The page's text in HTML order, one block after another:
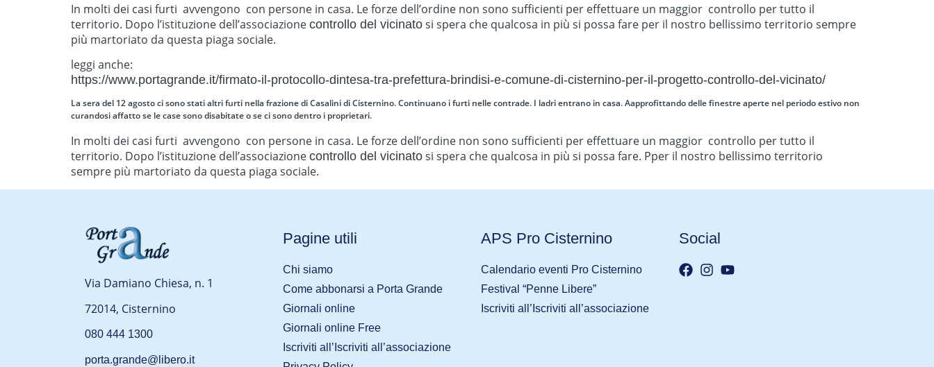
In molti dei casi furti avvengono con persone in casa. Le forze dell’ordine non sono sufficienti per effettuare un maggior controllo per tutto il
territorio. Dopo l’istituzione dell’associazione controllo del vicinatosi spera che qualcosa in più si possa fare per il nostro bellissimo territorio sempre
più martoriato da questa piaga sociale.
leggi anche:
https://www.portagrande.it/firmato-il-protocollo-dintesa-tra-prefettura-brindisi-e-comune-di-cisternino-per-il-progetto-controllo-del-vicinato/
La sera del 12 agosto ci sono stati altri furti nella frazione di Casalini di Cisternino. Continuano i furti nelle contrade. I ladri entrano in casa. Aapprofittando delle finestre aperte nel periodo estivo non
curandosi affatto se le case sono disabitate o se ci sono dentro i proprietari.
In molti dei casi furti avvengono con persone in casa. Le forze dell’ordine non sono sufficienti per effettuare un maggior controllo per tutto il
territorio. Dopo l’istituzione dell’associazione controllo del vicinatosi spera che qualcosa in più si possa fare. Pper il nostro bellissimo territorio
sempre più martoriato da questa piaga sociale.
Via Damiano Chiesa, n. 1
72014, Cisternino
080 444 1300
porta.grande@libero.it
Pagine utili
Chi siamo
Come abbonarsi a Porta Grande
Giornali online
Giornali online Free
Iscriviti all’Iscriviti all’associazione
APS Pro Cisternino
Calendario eventi Pro Cisternino
Festival “Penne Libere”
Iscriviti all’Iscriviti all’associazione
Social